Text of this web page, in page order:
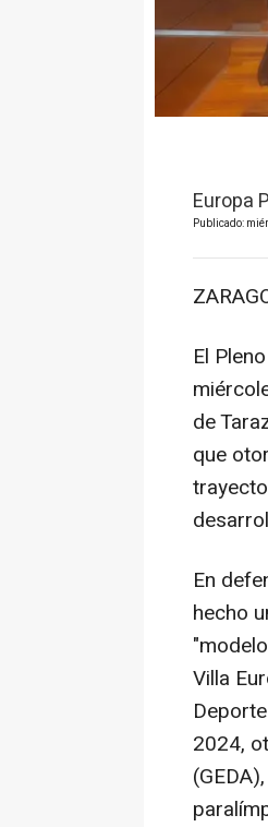
Europa
Publicado:
El
de
que
En
hecho
Villa
2024,